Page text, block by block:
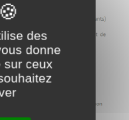
des
donne
sur ceux